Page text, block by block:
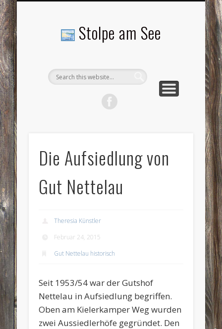
Stolpe am See
Die Aufsiedlung von
Gut Nettelau
Theresia Künstler
Februar 24, 2015
Gut Nettelau historisch
Seit 1953/54 war der Gutshof
Nettelau in Aufsiedlung begriffen.
Oben am Kielerkamper Weg wurden
zwei Aussiedlerhöfe gegründet. Den